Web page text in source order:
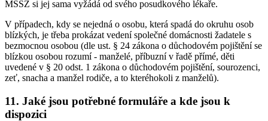
MSSZ si jej sama vyžádá od svého posudkového lékaře.
V případech, kdy se nejedná o osobu, která spadá do okruhu osob
blízkých, je třeba prokázat vedení společné domácnosti žadatele s
bezmocnou osobou (dle ust. § 24 zákona o důchodovém pojištění se
blízkou osobou rozumí - manželé, příbuzní v řadě přímé, děti
uvedené v § 20 odst. 1 zákona o důchodovém pojištění, sourozenci,
zeť, snacha a manžel rodiče, a to kteréhokoli z manželů).
11. Jaké jsou potřebné formuláře a kde jsou k
dispozici